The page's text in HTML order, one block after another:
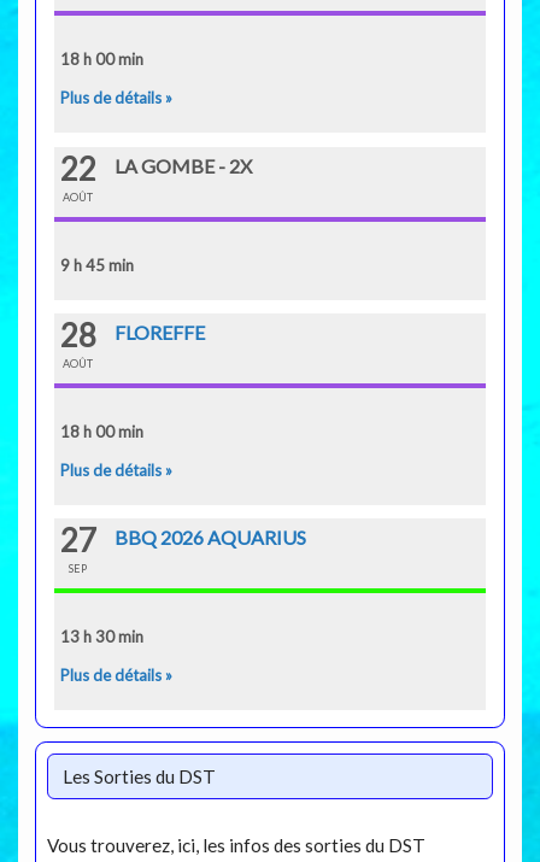
18 h 00 min
Plus de détails »
22
AOÛT
LA GOMBE - 2X
9 h 45 min
28
AOÛT
FLOREFFE
18 h 00 min
Plus de détails »
27
SEP
BBQ 2026 AQUARIUS
13 h 30 min
Plus de détails »
Les Sorties du DST
Vous trouverez, ici, les infos des sorties du DST